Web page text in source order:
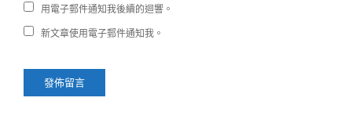
用電子郵件通知我後續的迴響。
新文章使用電子郵件通知我。